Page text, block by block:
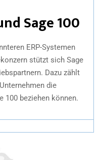
Sage 100
ERP-Systemen
stützt sich Sage
Dazu zählt
die
100 beziehen können.